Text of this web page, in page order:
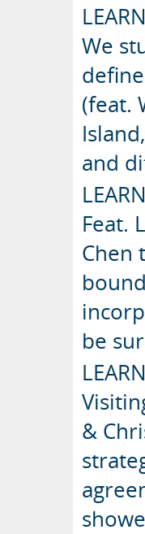
We
(feat.
and
Feat.
Chen
be
&